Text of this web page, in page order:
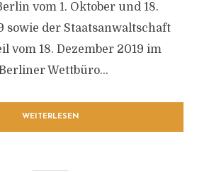
vom 1. Oktober und 18.
sowie der Staatsanwaltschaft
vom 18. Dezember 2019 im
Wettbüro...
WEITERLESEN